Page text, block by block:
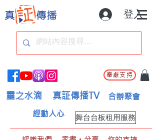
登入
奉獻支持
靈之水滴 真証傳播TV 合辦聚會
舞台台板租用服務
經動人心